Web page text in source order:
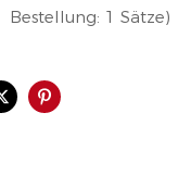
Bestellung: 1 Sätze)